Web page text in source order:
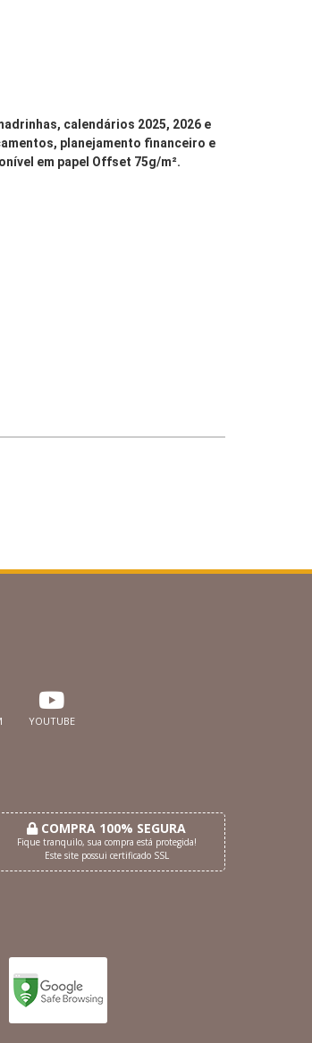
calendários 2025, 2026 e
planejamento financeiro e
em papel Offset 75g/m².
YOUTUBE
COMPRA 100% SEGURA
Fique tranquilo, sua compra está protegida!
Este site possui certificado SSL